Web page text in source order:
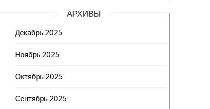
АРХИВЫ
Декабрь 2025
Ноябрь 2025
Октябрь 2025
Сентябрь 2025